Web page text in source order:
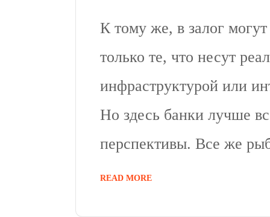
К тому же, в залог
только те, что несут
инфраструктурой или
Но здесь банки лучше
перспективы. Все же
READ MORE